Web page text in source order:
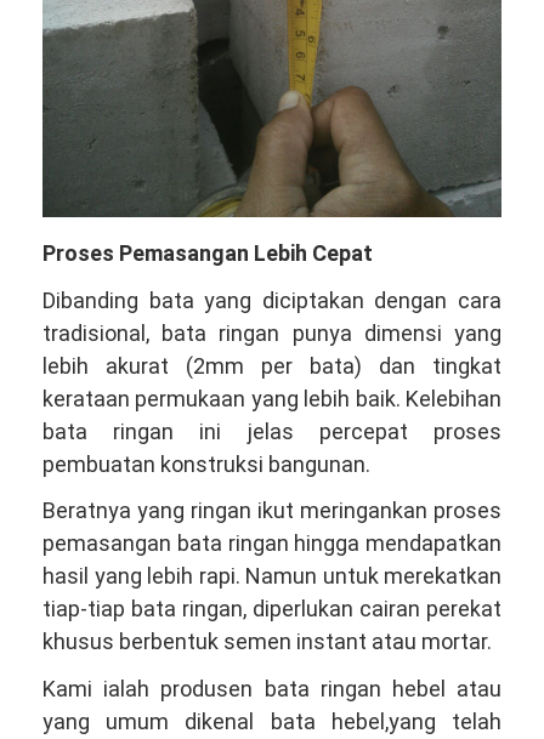
Proses Pemasangan Lebih Cepat
Dibanding bata yang diciptakan dengan cara
tradisional, bata ringan punya dimensi yang
lebih akurat (2mm per bata) dan tingkat
kerataan permukaan yang lebih baik. Kelebihan
bata ringan ini jelas percepat proses
pembuatan konstruksi bangunan.
Beratnya yang ringan ikut meringankan proses
pemasangan bata ringan hingga mendapatkan
hasil yang lebih rapi. Namun untuk merekatkan
tiap-tiap bata ringan, diperlukan cairan perekat
khusus berbentuk semen instant atau mortar.
Kami ialah produsen bata ringan hebel atau
yang umum dikenal bata hebel,yang telah